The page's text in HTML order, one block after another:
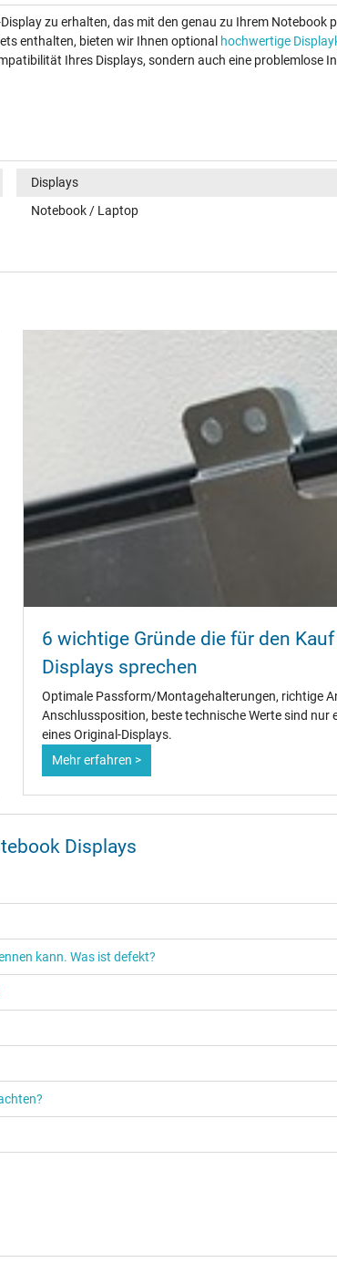
zu erhalten, das mit den genau zu Ihrem Notebook
enthalten, bieten wir Ihnen optional hochwertige
Ihres Displays, sondern auch eine problemlose
Displays
Notebook / Laptop
6 wichtige Gründe die für den Kauf
Displays sprechen
Optimale Passform/Montagehalterungen, richtige
Anschlussposition, beste technische Werte sind nur
eines Original-Displays.
Mehr erfahren >
Displays
kann. Was ist defekt?